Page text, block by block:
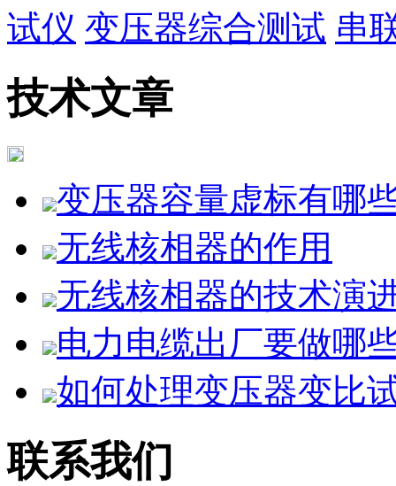
试仪 变压器综合测试 串
技术文章
变压器容量虚标有哪
无线核相器的作用
无线核相器的技术演
电力电缆出厂要做哪
如何处理变压器变比
联系我们